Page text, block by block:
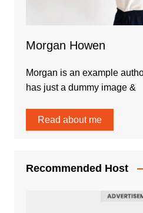
Morgan Howen
Morgan is an example
has just a dummy image &
Read about me
Recommended Host